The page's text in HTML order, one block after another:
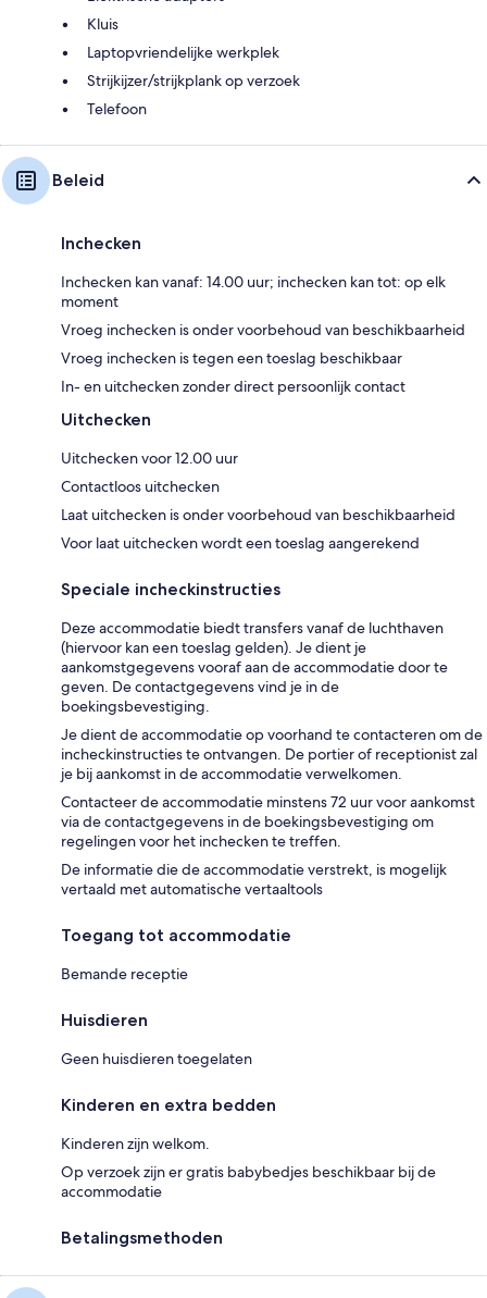
Kluis
Laptopvriendelijke werkplek
Strijkijzer/strijkplank op verzoek
Telefoon
Beleid
Inchecken
Inchecken kan vanaf: 14.00 uur; inchecken kan tot: op elk
moment
Vroeg inchecken is onder voorbehoud van beschikbaarheid
Vroeg inchecken is tegen een toeslag beschikbaar
In- en uitchecken zonder direct persoonlijk contact
Uitchecken
Uitchecken voor 12.00 uur
Contactloos uitchecken
Laat uitchecken is onder voorbehoud van beschikbaarheid
Voor laat uitchecken wordt een toeslag aangerekend
Speciale incheckinstructies
Deze accommodatie biedt transfers vanaf de luchthaven
(hiervoor kan een toeslag gelden). Je dient je
aankomstgegevens vooraf aan de accommodatie door te
geven. De contactgegevens vind je in de
boekingsbevestiging.
Je dient de accommodatie op voorhand te contacteren om de
incheckinstructies te ontvangen. De portier of receptionist zal
je bij aankomst in de accommodatie verwelkomen.
Contacteer de accommodatie minstens 72 uur voor aankomst
via de contactgegevens in de boekingsbevestiging om
regelingen voor het inchecken te treffen.
De informatie die de accommodatie verstrekt, is mogelijk
vertaald met automatische vertaaltools
Toegang tot accommodatie
Bemande receptie
Huisdieren
Geen huisdieren toegelaten
Kinderen en extra bedden
Kinderen zijn welkom.
Op verzoek zijn er gratis babybedjes beschikbaar bij de
accommodatie
Betalingsmethoden